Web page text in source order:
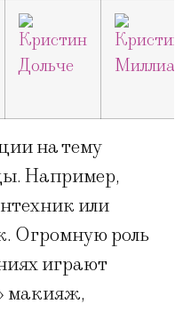
на тему
Например,
или
Огромную роль
играют
макияж,